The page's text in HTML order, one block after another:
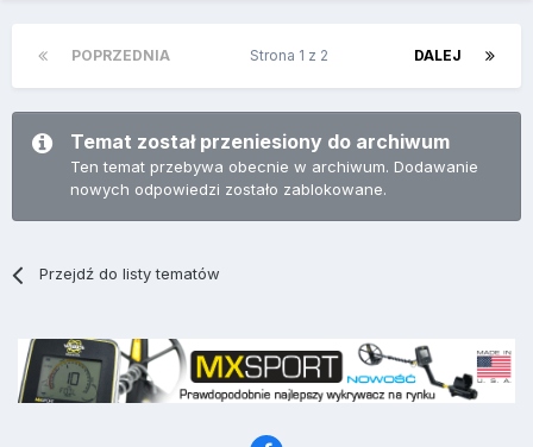
POPRZEDNIA DALEJ
Strona 1 z 2
Temat został przeniesiony do archiwum
Ten temat przebywa obecnie w archiwum. Dodawanie
nowych odpowiedzi zostało zablokowane.
Przejdź do listy tematów